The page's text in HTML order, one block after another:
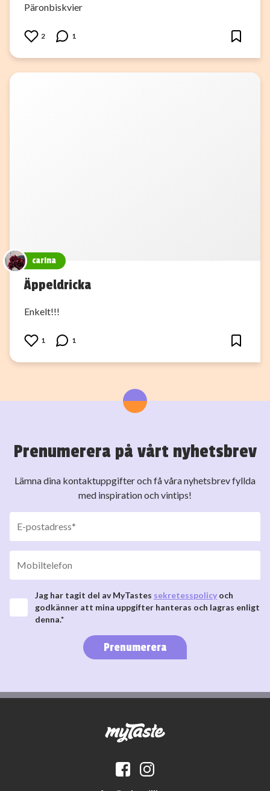
Päronbiskvier
2 1
carina
Äppeldricka
Enkelt!!!
1 1
Prenumerera på vårt nyhetsbrev
Lämna dina kontaktuppgifter och få våra nyhetsbrev fyllda
med inspiration och vintips!
Jag har tagit del av MyTastes sekretesspolicy och
godkänner att mina uppgifter hanteras och lagras enligt
denna.*
Prenumerera